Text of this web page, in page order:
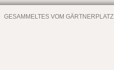
GESAMMELTES VOM GÄRTNERPLATZ